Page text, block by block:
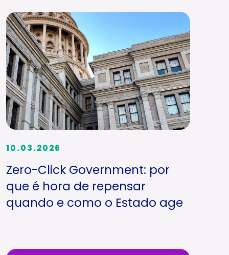
10.03.2026
Zero-Click Government: por
que é hora de repensar
quando e como o Estado age